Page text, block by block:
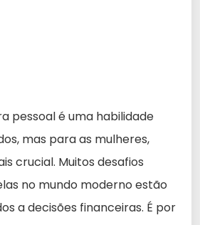
pessoal é uma habilidade
mas para as mulheres,
crucial. Muitos desafios
no mundo moderno estão
a decisões financeiras. É por